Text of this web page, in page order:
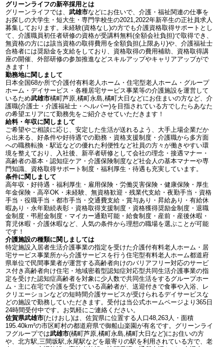
グリーンライフの新卒採用とは
グリーンライフでは、武雄市などにお住いで、介護・福祉関連の仕事を
お探しの大学生・短大生・専門学校生の2021,2022年新卒生の正社員求人
募集しております。未経験(資格なし)の方でも介護資格取得サポートとし
て、介護職員初任者研修の資格が受講料無料(全額会社負担)で取得でき、
無資格の方には該当資格の取得費用を全額負担(上限あり)や、介護福祉士
合格者には奨励金を支給をしており、資格取得の費用補助、資格取得講
座の開催、外部研修の参加推進などスキルアップやキャリアアップがで
きます！
勤務地に関しまして
日本全国68か所で介護付有料老人ホーム・住宅型老人ホーム・グループ
ホーム・デイサービス・各種居宅サービス事業等の介護施設を運営して
いるため武雄市橘町芦原,橘町永島,橘町大日などにお住まいの方など、介
護職(介護士・介護福祉士・ヘルパー)を目指されている方でしたらあなた
の希望エリアにて勤務先をご紹介させていただきます！
給料・年収に関しまして
ご希望やご相談に応じ、安定した生活が送れるよう、大手上場企業だか
ら出来る、好条件や好待遇での勤務・資格支援制度・介護職から多方面
への職務転換・駅近などの優れた利便性など社員の方々が働きやすい環
境を整えており、入社後、新卒者研修として会社の理念・接遇マナー・
高齢者の基本・認知症ケア・介護保険制度など社会人の基本マナーや専
門知識、資格取得サポート制度・福利厚生・待遇も充実しています。
条件に関しまして
高年収・好待遇・福利厚生・雇用保険・労働災害保険・健康保険・厚生
年金保険・高卒OK・未経験、無資格歓迎・残業代支給・夜勤手当・資格
手当・役職手当・都市手当・交通費支給・賞与あり・昇給あり・有給休
暇あり・永年勤続表彰・資格取得支援制度・資格獲得奨励金制度・退職
金制度・弔慰金制度・マイカー通勤可能・給食制度・産前・産後休暇・
育児休暇・介護休暇など、人気の条件から理想の職場を選ぶことが可能
です！
介護施設の種類に関しましては
特定施設入居者生活介護事業の指定を受けた介護付有料老人ホーム・居
宅サービス事業所から介護サービスを行う住宅型有料老人ホーム都道府
県単位で民間事業者が運営する高齢者向けのバリアフリー対応のサービ
ス付き高齢者向け住宅・地域密着型認知症対応型共同生活介護事業の指
定を受けた認知症高齢者を対象に少人数で共同生活をするグループホー
ム・主に在宅で介護を受けている高齢者が、送迎付きで食事や入浴、レ
クリエーションなどの短時間介護サービスが受けられるデイサービスな
どの施設で勤務していただきます。受付は当公式ホームページより365日
24時間受付中です。お気軽にご連絡ください。
佐賀県武雄市(たけおし)は、佐賀県に位置する人口48,263人・面積
195.40km²の市区町村の都道府県で御船山楽園が有名です。グリーンライ
フグループでは武雄市(橘町芦原,橘町永島,橘町大日など)にお住いの方
や、北方駅,三間坂駅,永尾駅などを最寄りの駅を利用されている方で、老